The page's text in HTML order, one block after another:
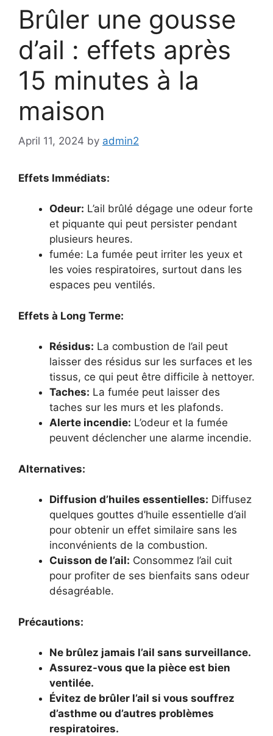
Brûler une gousse
d’ail : effets après
15 minutes à la
maison
April 11, 2024 by admin2
Effets Immédiats:
Odeur: L’ail brûlé dégage une odeur forte
et piquante qui peut persister pendant
plusieurs heures.
fumée: La fumée peut irriter les yeux et
les voies respiratoires, surtout dans les
espaces peu ventilés.
Effets à Long Terme:
Résidus: La combustion de l’ail peut
laisser des résidus sur les surfaces et les
tissus, ce qui peut être difficile à nettoyer.
Taches: La fumée peut laisser des
taches sur les murs et les plafonds.
Alerte incendie: L’odeur et la fumée
peuvent déclencher une alarme incendie.
Alternatives:
Diffusion d’huiles essentielles: Diffusez
quelques gouttes d’huile essentielle d’ail
pour obtenir un effet similaire sans les
inconvénients de la combustion.
Cuisson de l’ail: Consommez l’ail cuit
pour profiter de ses bienfaits sans odeur
désagréable.
Précautions:
Ne brûlez jamais l’ail sans surveillance.
Assurez-vous que la pièce est bien
ventilée.
Évitez de brûler l’ail si vous souffrez
d’asthme ou d’autres problèmes
respiratoires.